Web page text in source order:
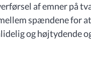
af emner på
spændene for
og højtydende